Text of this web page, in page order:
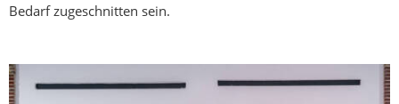
Bedarf zugeschnitten sein.